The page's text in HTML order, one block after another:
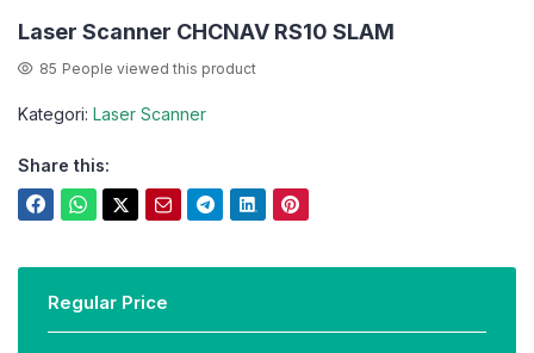
Laser Scanner CHCNAV RS10 SLAM
85 People viewed this product
Kategori: Laser Scanner
Share this:
Regular Price